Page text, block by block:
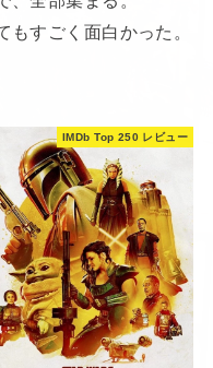
すごく面白かった。
IMDb Top 250 レビュー